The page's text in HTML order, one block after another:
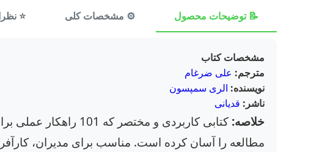
📝 توضیحات محصول ⚙️ مشخصات کلی ⭐
مشخصات کتاب
مترجم: علی ضرغام
نویسنده: الری سمپسون
ناشر: قدیانی
خلاصه:
کتابی کاربردی و
مطالعه را آسان کرده است. مناسب برای مدیران،